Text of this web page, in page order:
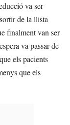
va ser
de la llista
finalment van ser
va passar de
els pacients
que els